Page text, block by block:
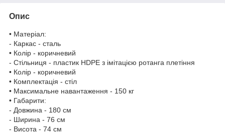
Опис
• Матеріал:
- Каркас - сталь
• Колір - коричневий
- Стільниця - пластик HDPE з імітацією ротанга плетіння
• Колір - коричневий
• Комплектація - стіл
• Максимальне навантаження - 150 кг
• Габарити:
- Довжина - 180 см
- Ширина - 76 см
- Висота - 74 см